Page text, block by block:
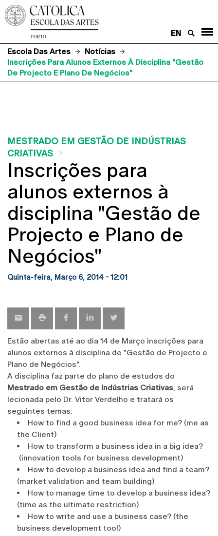
EN
Escola Das Artes
Notícias
Inscrições Para Alunos Externos À Disciplina "Gestão
De Projecto E Plano De Negócios"
MESTRADO EM GESTÃO DE INDÚSTRIAS
CRIATIVAS
Inscrições para
alunos externos à
disciplina "Gestão de
Projecto e Plano de
Negócios"
Quinta-feira, Março 6, 2014 - 12:01
Estão abertas até ao dia 14 de Março inscrições para
alunos externos à disciplina de "Gestão de Projecto e
Plano de Negócios".
A disciplina faz parte do plano de estudos do
Mestrado em Gestão de Indústrias Criativas, será
lecionada pelo Dr. Vitor Verdelho e tratará os
seguintes temas:
How to find a good business idea for me? (me as
the Client)
How to transform a business idea in a big idea?
(innovation tools for business development)
How to develop a business idea and find a team?
(market validation and team building)
How to manage time to develop a business idea?
(time as the ultimate restriction)
How to write and use a business case? (the
business development tool)